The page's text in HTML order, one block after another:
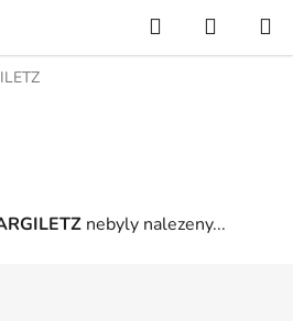
Hledat
KOŠÍK
nebyly nalezeny...